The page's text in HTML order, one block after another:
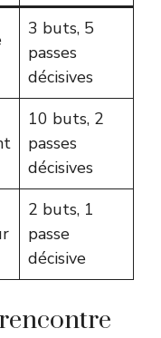
3 buts, 5
passes
décisives
10 buts, 2
passes
décisives
2 buts, 1
passe
décisive